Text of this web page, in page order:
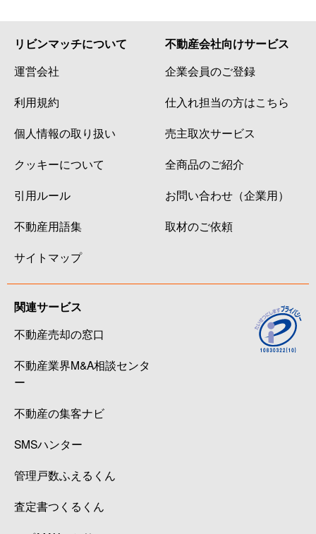
リビンマッチについて
運営会社
利用規約
個人情報の取り扱い
クッキーについて
引用ルール
不動産用語集
サイトマップ
不動産会社向けサービス
企業会員のご登録
仕入れ担当の方はこちら
売主取次サービス
全商品のご紹介
お問い合わせ（企業用）
取材のご依頼
関連サービス
不動産売却の窓口
不動産業界M&A相談センタ
ー
不動産の集客ナビ
SMSハンター
管理戸数ふえるくん
査定書つくるくん